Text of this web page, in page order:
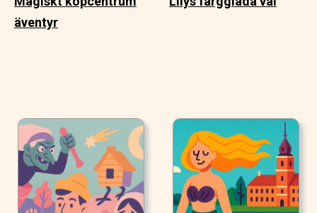
äventyr